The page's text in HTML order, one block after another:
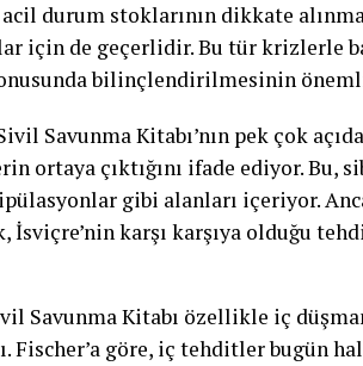
durum stoklarının dikkate
için de geçerlidir. Bu tür krizlerle
bilinçlendirilmesinin
Savunma Kitabı’nın pek çok
ortaya çıktığını ifade ediyor. Bu,
gibi alanları içeriyor.
İsviçre’nin karşı karşıya olduğu
Savunma Kitabı özellikle iç
Fischer’a göre, iç tehditler bugün